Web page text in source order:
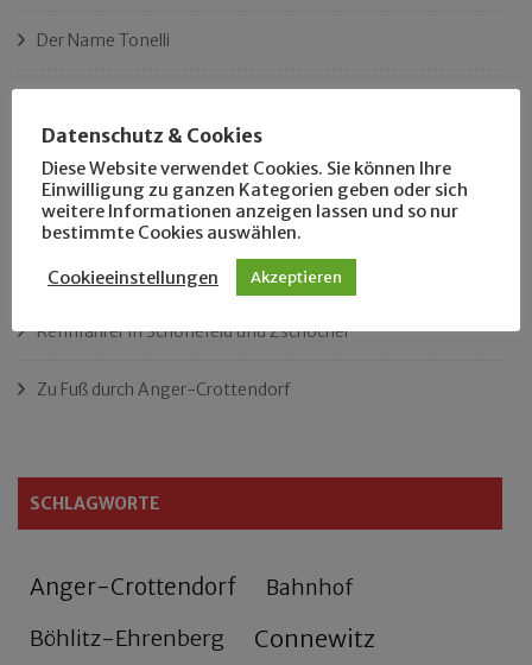
Der Name Tonelli
„Als Hobbyhistoriker bin ich in ganz Leipzig zu Hause“
Das neue Eutritzsch-Buch
Der Leipziger Schmiedetag von 1904
Rennfahrer in Schönefeld und Zschocher
Zu Fuß durch Anger-Crottendorf
SCHLAGWORTE
Anger-Crottendorf Bahnhof
Böhlitz-Ehrenberg Connewitz
Datenschutz & Cookies
Diese Website verwendet Cookies. Sie können Ihre
Einwilligung zu ganzen Kategorien geben oder sich
weitere Informationen anzeigen lassen und so nur
bestimmte Cookies auswählen.
Cookieeinstellungen Akzeptieren